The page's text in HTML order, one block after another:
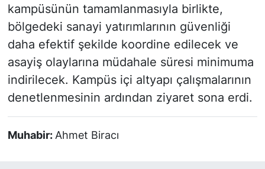
kampüsünün tamamlanmasıyla birlikte,
bölgedeki sanayi yatırımlarının güvenliği
daha efektif şekilde koordine edilecek ve
asayiş olaylarına müdahale süresi minimuma
indirilecek. Kampüs içi altyapı çalışmalarının
denetlenmesinin ardından ziyaret sona erdi.
Muhabir:Ahmet Biracı